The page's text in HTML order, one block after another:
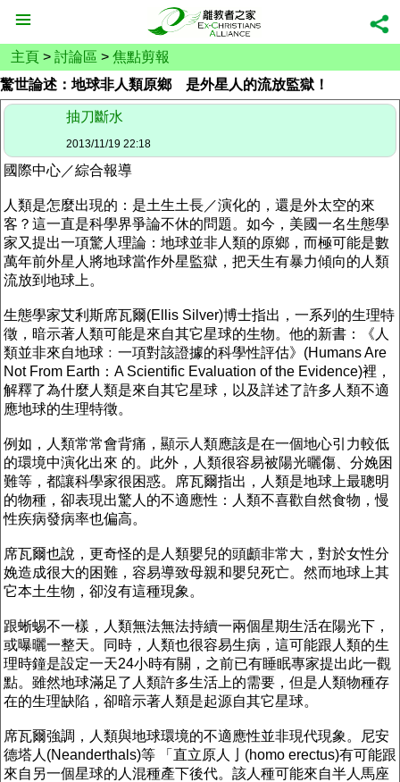
主頁 > 討論區 > 焦點剪報
驚世論述：地球非人類原鄉 是外星人的流放監獄！
抽刀斷水
2013/11/19 22:18
國際中心／綜合報導
人類是怎麼出現的：是土生土長／演化的，還是外太空的來
客？這一直是科學界爭論不休的問題。如今，美國一名生態學
家又提出一項驚人理論：地球並非人類的原鄉，而極可能是數
萬年前外星人將地球當作外星監獄，把天生有暴力傾向的人類
流放到地球上。
生態學家艾利斯席瓦爾(Ellis Silver)博士指出，一系列的生理特
徵，暗示著人類可能是來自其它星球的生物。他的新書：《人
類並非來自地球﹕一項對該證據的科學性評估》(Humans Are
Not From Earth：A Scientific Evaluation of the Evidence)裡，
解釋了為什麼人類是來自其它星球，以及詳述了許多人類不適
應地球的生理特徵。
例如，人類常常會背痛，顯示人類應該是在一個地心引力較低
的環境中演化出來 的。此外，人類很容易被陽光曬傷、分娩困
難等，都讓科學家很困惑。席瓦爾指出，人類是地球上最聰明
的物種，卻表現出驚人的不適應性：人類不喜歡自然食物，慢
性疾病發病率也偏高。
席瓦爾也說，更奇怪的是人類嬰兒的頭顱非常大，對於女性分
娩造成很大的困難，容易導致母親和嬰兒死亡。然而地球上其
它本土生物，卻沒有這種現象。
跟蜥蜴不一樣，人類無法無法持續一兩個星期生活在陽光下，
或曝曬一整天。同時，人類也很容易生病，這可能跟人類的生
理時鐘是設定一天24小時有關，之前已有睡眠專家提出此一觀
點。雖然地球滿足了人類許多生活上的需要，但是人類物種存
在的生理缺陷，卻暗示著人類是起源自其它星球。
席瓦爾強調，人類與地球環境的不適應性並非現代現象。尼安
德塔人(Neanderthals)等 「直立原人亅(homo erectus)有可能跟
來自另一個星球的人混種產下後代。該人種可能來自半人馬座